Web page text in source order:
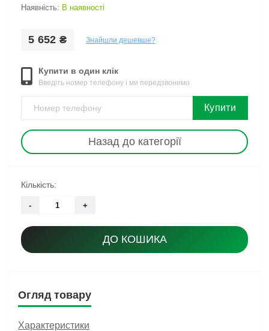
Наявність: В наявності
5 652 ₴ Знайшли дешевше?
Купити в один клік
Введіть номер телефону і ми передзвонимо
Купити
Назад до категорії
Кількість:
- +
ДО КОШИКА
Огляд товару
Характеристики